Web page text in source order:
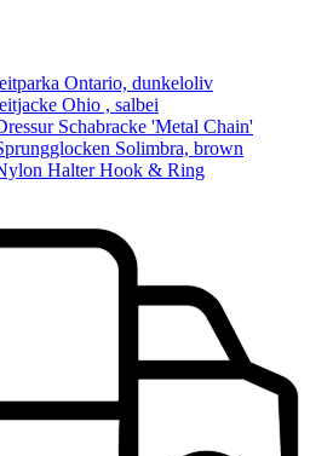
Ontario, dunkeloliv
Ohio , salbei
Schabracke 'Metal Chain'
Solimbra, brown
Halter Hook & Ring